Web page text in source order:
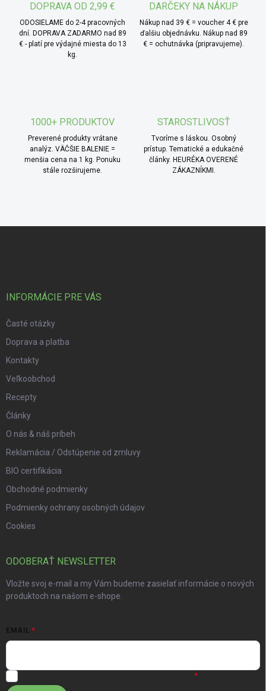
DOPRAVA OD 2,99 €
ODOSIELAME do 2-4 pracovných
dní. DOPRAVA ZADARMO nad 89
€ - platí pre výdajné miesta do 13
kg.
DARČEKY NA NÁKUP
Nákup nad 39 € = voucher 4 € pre
ďalšiu objednávku. Nákup nad 89
€ = ochutnávka (pripravujeme).
1000+ PRODUKTOV
Preverené produkty vrátane
analýz. VÄČŠIE BALENIE =
menšia cena na 1 kg. Ponuku
stále rozširujeme.
STAROSTLIVOSŤ
Tvoríme s láskou. Osobný
prístup. Tematické a edukačné
články. HEURÉKA OVERENÉ
ZÁKAZNÍKMI.
INFORMÁCIE PRE VÁS
Časté otázky
Doprava a platba
Kontakty
Veľkoobchod
Recepty
Články
O nás & náš príbeh
Reklamácia / Odstúpenie od zmluvy
BIO certifikácia
Obchodné podmienky
Podmienky ochrany osobných údajov
Cookies
ODOBERAŤ NEWSLETTER
Vložte svoj e-mail a my Vám budeme zasielať informácie o nových
produktoch na našom e-shope.
EMAIL